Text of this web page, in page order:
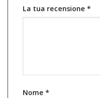
La tua recensione *
Nome *